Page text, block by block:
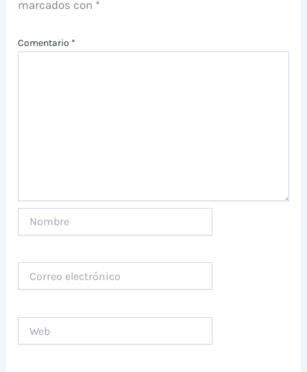
marcados con *
Comentario *
electrónico